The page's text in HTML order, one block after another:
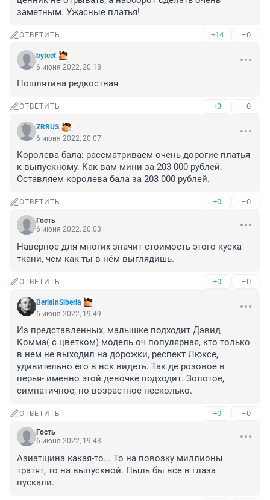
заметным. Ужасные платья!
ОТВЕТИТЬ +14 –0
bytccf
6 июня 2022, 20:18
Пошлятина редкостная
ОТВЕТИТЬ +3 –0
ZRRUS
6 июня 2022, 20:07
Королева бала: рассматриваем очень дорогие платья
к выпускному. Как вам мини за 203 000 рублей.
Оставляем королева бала за 203 000 рублей.
ОТВЕТИТЬ +0 –0
Гость
6 июня 2022, 20:03
Наверное для многих значит стоимость этого куска
ткани, чем как ты в нём выглядишь.
ОТВЕТИТЬ +0 –0
BeriaInSiberia
6 июня 2022, 19:49
Из представленных, малышке подходит Дэвид
Комма( с цветком) модель оч популярная, кто только
в нем не выходил на дорожки, респект Люксе,
удивительно его в нск видеть. Так де розовое в
перья- именно этой девочке подходит. Золотое,
симпатичное, но возрастное несколько.
ОТВЕТИТЬ +0 –0
Гость
6 июня 2022, 19:43
Азиатщина какая-то... То на повозку миллионы
тратят, то на выпускной. Пыль бы все в глаза
пускали.